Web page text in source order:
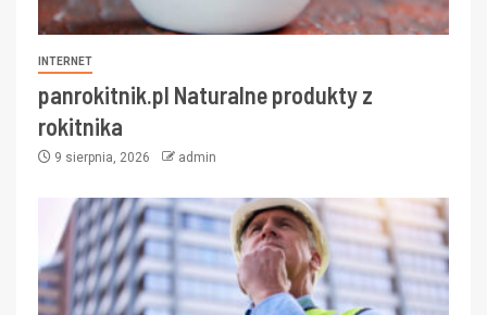
INTERNET
panrokitnik.pl Naturalne produkty z
rokitnika
9 sierpnia, 2026 admin